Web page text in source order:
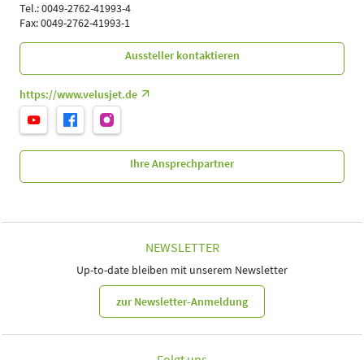
Tel.: 0049-2762-41993-4
Fax: 0049-2762-41993-1
Aussteller kontaktieren
https://www.velusjet.de
Ihre Ansprechpartner
NEWSLETTER
Up-to-date bleiben mit unserem Newsletter
zur Newsletter-Anmeldung